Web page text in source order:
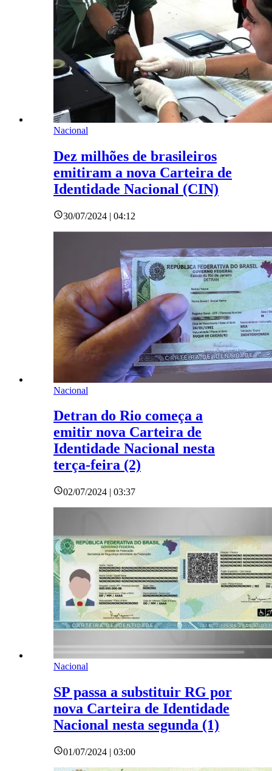
Nacional
Dez milhões de brasileiros
emitiram a nova Carteira de
Identidade Nacional (CIN)
30/07/2024 | 04:12
Nacional
Detran do Rio começa a
emitir nova Carteira de
Identidade Nacional nesta
terça-feira (2)
02/07/2024 | 03:37
Nacional
SP passa a substituir RG por
nova Carteira de Identidade
Nacional nesta segunda (1)
01/07/2024 | 03:00